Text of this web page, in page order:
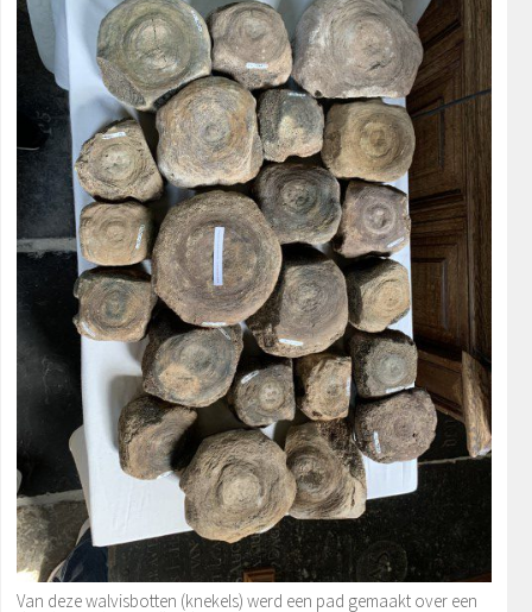
Van deze walvisbotten (knekels) werd een pad gemaakt over een